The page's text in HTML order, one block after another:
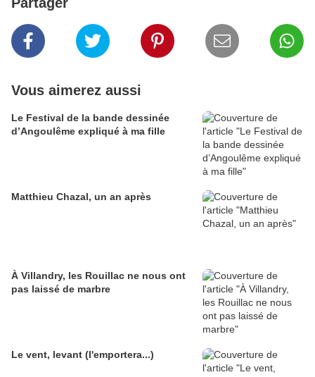
Vous aimerez aussi
Le Festival de la bande dessinée
d’Angoulême expliqué à ma fille
Matthieu Chazal, un an après
À Villandry, les Rouillac ne nous ont
pas laissé de marbre
Le vent, levant (l'emportera...)